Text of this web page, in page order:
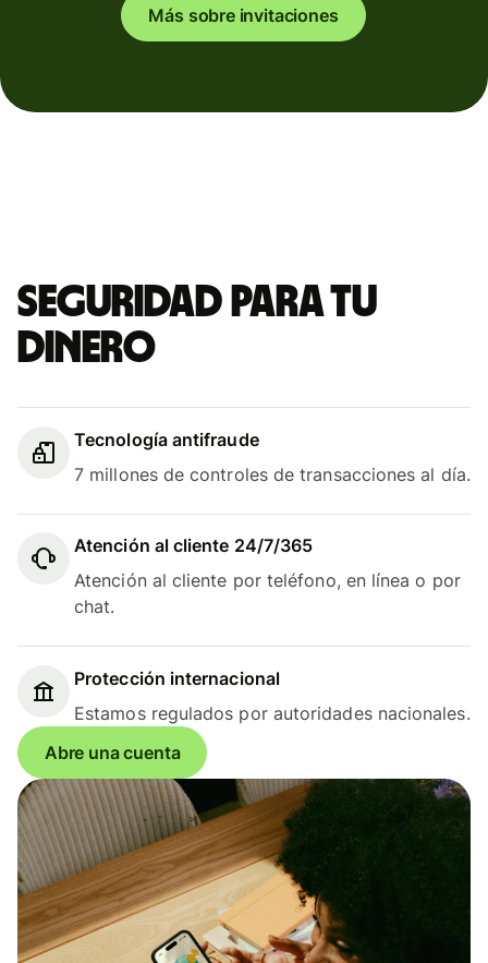
Más sobre invitaciones
Seguridad para tu
dinero
Tecnología antifraude
7 millones de controles de transacciones al día.
Atención al cliente 24/7/365
Atención al cliente por teléfono, en línea o por
chat.
Protección internacional
Estamos regulados por autoridades nacionales.
Abre una cuenta